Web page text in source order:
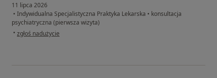
11 lipca 2026
• Indywidualna Specjalistyczna Praktyka Lekarska • konsultacja
psychiatryczna (pierwsza wizyta)
• w opinii użytkownika Damian
zgłoś nadużycie